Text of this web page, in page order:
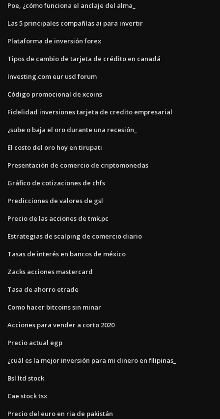
Poe, ¿cómo funciona el anclaje del alma_
Las 5 principales compañías ai para invertir
Plataforma de inversión forex
Tipos de cambio de tarjeta de crédito en canadá
Investing.com eur usd forum
Código promocional de xcoins
Fidelidad inversiones tarjeta de credito empresarial
¿sube o baja el oro durante una recesión_
El costo del oro hoy en tirupati
Presentación de comercio de criptomonedas
Gráfico de cotizaciones de chfs
Predicciones de valores de gsl
Precio de las acciones de tmk.pc
Estrategias de scalping de comercio diario
Tasas de interés en bancos de méxico
Zacks acciones mastercard
Tasa de ahorro etrade
Como hacer bitcoins sin minar
Acciones para vender a corto 2020
Precio actual egp
¿cuál es la mejor inversión para mi dinero en filipinas_
Bsl ltd stock
Cae stock tsx
Precio del euro en ria de pakistán